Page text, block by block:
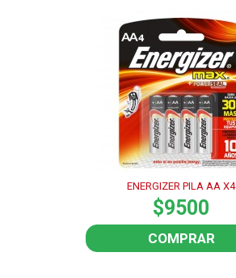
ENERGIZER PILA AA X4
$9500
COMPRAR